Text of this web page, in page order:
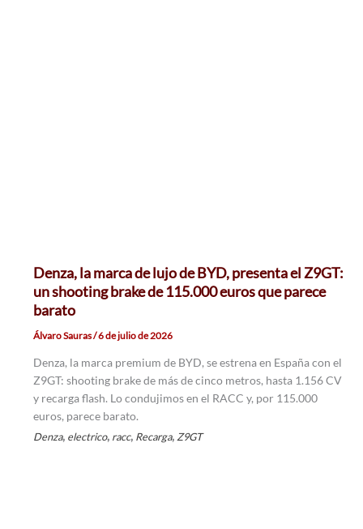
Denza, la marca de lujo de BYD, presenta el Z9GT:
un shooting brake de 115.000 euros que parece
barato
Álvaro Sauras/6 de julio de 2026
Denza, la marca premium de BYD, se estrena en España con el
Z9GT: shooting brake de más de cinco metros, hasta 1.156 CV
y recarga flash. Lo condujimos en el RACC y, por 115.000
euros, parece barato.
Denza, electrico, racc, Recarga,Z9GT